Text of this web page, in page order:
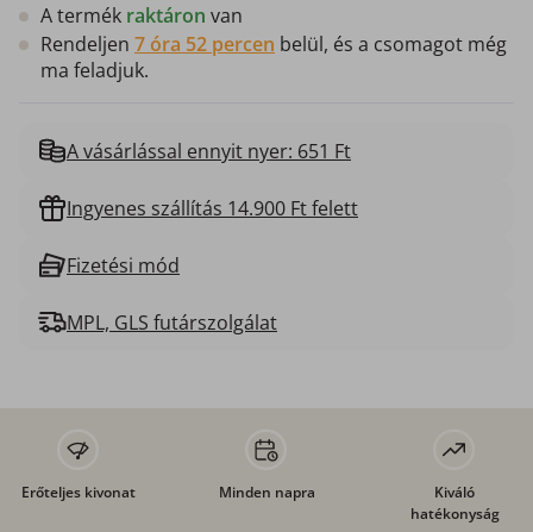
A termék raktáron van
Rendeljen 7 óra 52 percen belül, és a csomagot még
ma feladjuk.
A vásárlással ennyit nyer: 651 Ft
Ingyenes szállítás 14.900 Ft felett
Fizetési mód
MPL, GLS futárszolgálat
Erőteljes kivonat Minden napra
Kiváló
hatékonyság